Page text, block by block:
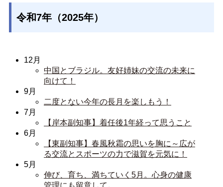
令和7年（2025年）
12月
中国とブラジル。友好姉妹の交流の未来に
向けて！
9月
二度とない今年の長月を楽しもう！
7月
【岸本副知事】着任後1年経って思うこと
6月
【東副知事】春風秋霜の思いを胸に～広が
る交流とスポーツの力で滋賀を元気に！
5月
伸び、育ち、満ちていく5月。心身の健康
管理にも留意して。